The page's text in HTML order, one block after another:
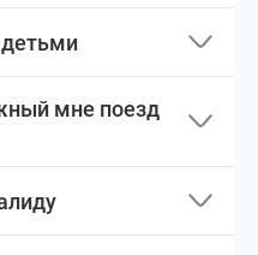
детьми
мне поезд